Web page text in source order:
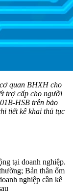
quan BHXH cho
trợ cấp cho người
HSB trên bảo
tiết kê khai thủ tục
tại doanh nghiệp.
Bản thân ốm
nghiệp cần kê